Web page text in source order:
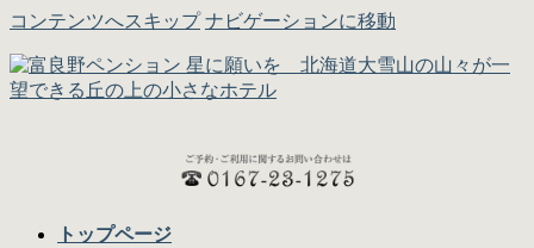
コンテンツへスキップ ナビゲーションに移動
トップページ